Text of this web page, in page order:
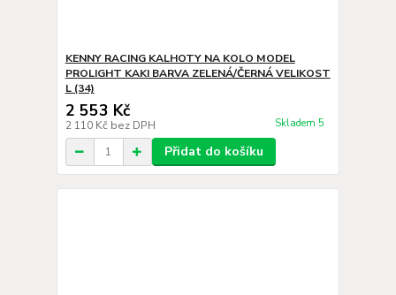
KENNY RACING KALHOTY NA KOLO MODEL
PROLIGHT KAKI BARVA ZELENÁ/ČERNÁ VELIKOST
L (34)
2 553 Kč
2 110 Kč bez DPH Skladem 5
Přidat do košíku